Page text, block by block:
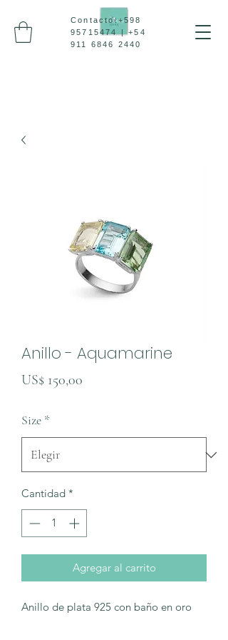
Contacto:+598
95715474
|+54
911 6846 2440
Anillo - Aquamarine
US$ 150,00
Size *
Cantidad *
Agregar al carrito
Anillo de plata 925 con baño en oro